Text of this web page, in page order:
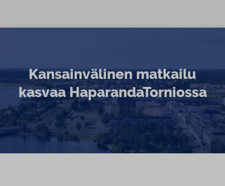
Kansainvälinen matkailu
kasvaa HaparandaTorniossa